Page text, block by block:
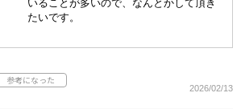
いることが多いので、なんとかして頂き
たいです。
2026/02/13